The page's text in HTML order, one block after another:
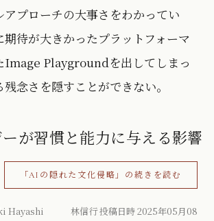
アプローチの大事さをわかってい
待が大きかったプラットフォーマ
Image Playgroundを出してしまっ
念さを隠すことができない。
が習慣と能力に与える影響
「AIの隠れた文化侵略」の続きを読む
Hayashi 林信行 投稿日時 2025年05月08